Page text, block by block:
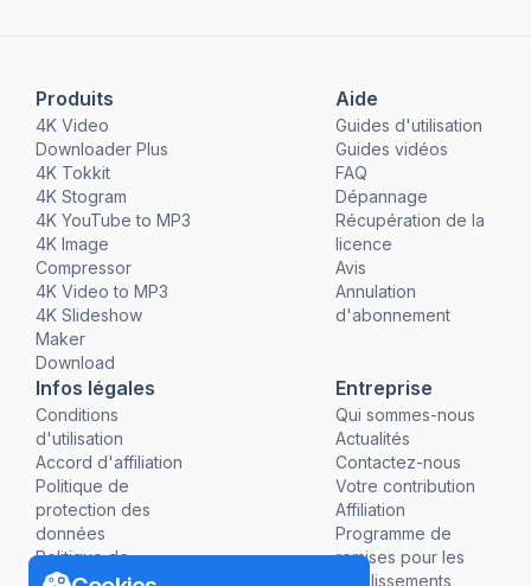
Produits
4K Video
Downloader Plus
4K Tokkit
4K Stogram
4K YouTube to MP3
4K Image
Compressor
4K Video to MP3
4K Slideshow
Maker
Download
Aide
Guides d'utilisation
Guides vidéos
FAQ
Dépannage
Récupération de la
licence
Avis
Annulation
d'abonnement
Infos légales
Conditions
d'utilisation
Accord d'affiliation
Politique de
protection des
données
Politique de
remboursement
Entreprise
Qui sommes-nous
Actualités
Contactez-nous
Votre contribution
Affiliation
Programme de
remises pour les
établissements